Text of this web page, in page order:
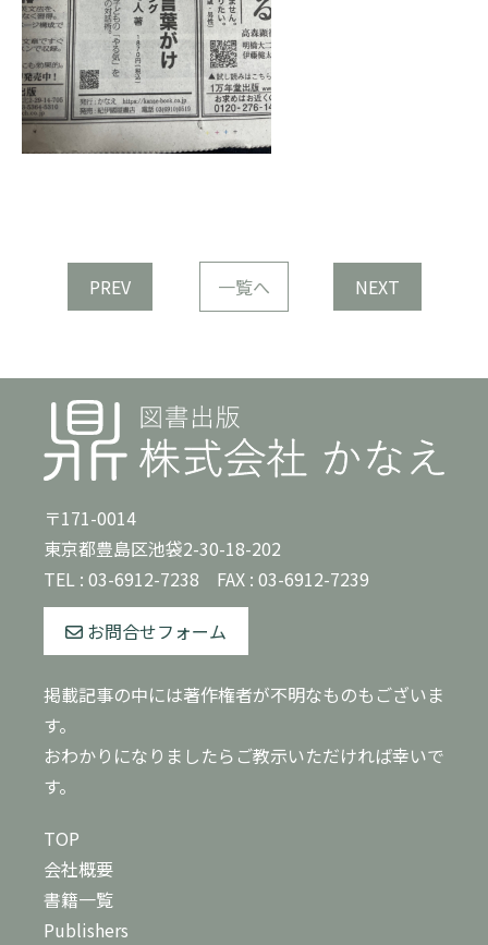
PREV 一覧へ NEXT
〒171-0014
東京都豊島区池袋2-30-18-202
TEL : 03-6912-7238 FAX : 03-6912-7239
お問合せフォーム
掲載記事の中には著作権者が不明なものもございま
す。
おわかりになりましたらご教示いただければ幸いで
す。
TOP
会社概要
書籍一覧
Publishers